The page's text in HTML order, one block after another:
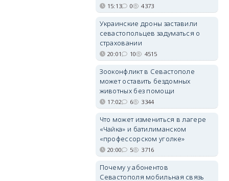
15:13 0 4373
Украинские дроны заставили
севастопольцев задуматься о
страховании
20:01 10 4515
Зооконфликт в Севастополе
может оставить бездомных
животных без помощи
17:02 6 3344
Что может измениться в лагере
«Чайка» и батилиманском
«профессорском уголке»
20:00 5 3716
Почему у абонентов
Севастополя мобильная связь